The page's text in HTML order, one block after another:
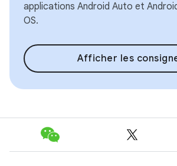
applications Android Auto et
OS.
Afficher les